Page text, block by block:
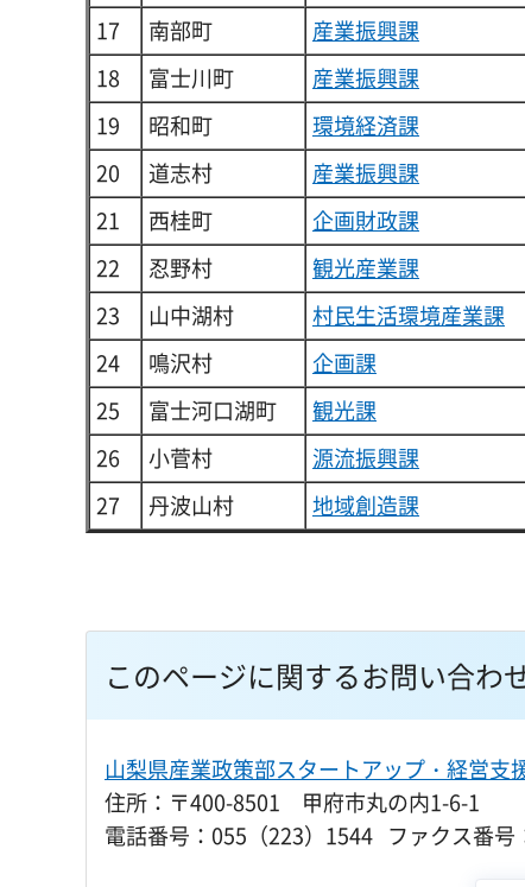
17
南部町 産業振興課
18
富士川町 産業振興課
19
昭和町 環境経済課
20
道志村 産業振興課
21
西桂町 企画財政課
22
忍野村 観光産業課
23
山中湖村 村民生活環境産業課
24
鳴沢村 企画課
25
富士河口湖町 観光課
26
小菅村 源流振興課
27
丹波山村 地域創造課
このページに関するお問い合わ
山梨県産業政策部スタートアップ・経営支
住所：〒400-8501 甲府市丸の内1-6-1
電話番号：055（223）1544 ファクス番号